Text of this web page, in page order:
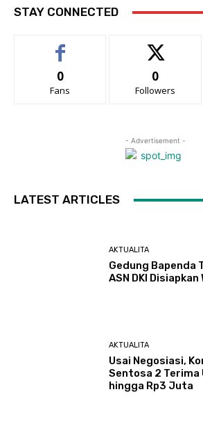
STAY CONNECTED
0
Fans
0
Followers
- Advertisement -
LATEST ARTICLES
AKTUALITA
Gedung Bapenda
ASN DKI
AKTUALITA
Usai Negosiasi,
Sentosa 2 Terima
hingga Rp3 Juta